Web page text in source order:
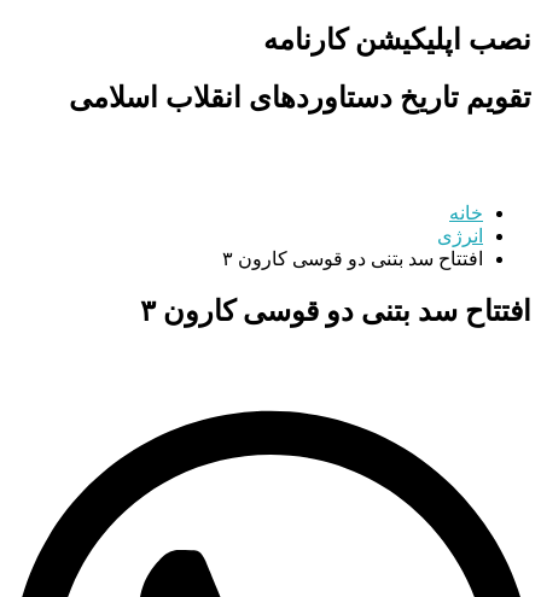
نصب اپلیکیشن کارنامه
تقویم تاریخ دستاوردهای انقلاب اسلامی
خانه
انرژی
افتتاح سد بتنی دو قوسی کارون ۳
افتتاح سد بتنی دو قوسی کارون ۳